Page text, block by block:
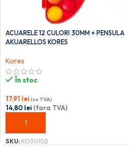
ACUARELE 12 CULORI 30MM + PENSULA
AKUARELLOS KORES
Kores
În stoc
17,91 lei (cu TVA)
14,80 lei (fara TVA)
ADAUGĂ ÎN COȘ
SKU:KO30102